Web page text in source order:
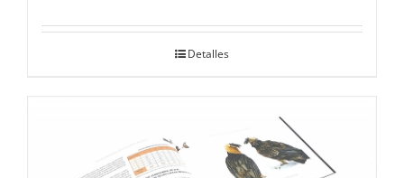
Detalles